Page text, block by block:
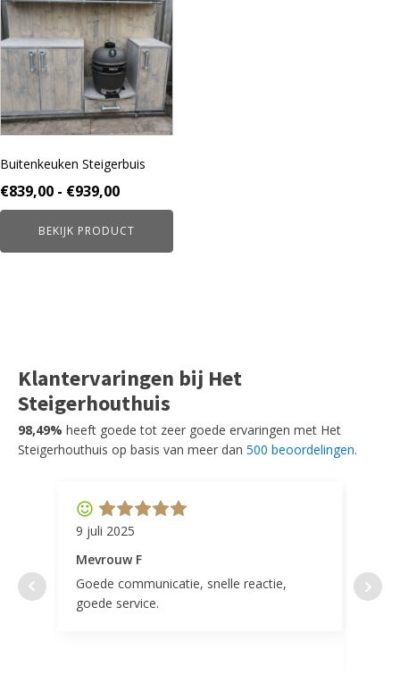
Buitenkeuken Steigerbuis
€839,00 - €939,00Prijsklasse:
€839,00
tot
€939,00
BEKIJK PRODUCT
heeft
meerdere
variaties.
Deze
optie
kan
gekozen
op
de
productpagina
Klantervaringen bij Het
Steigerhouthuis
98,49% heeft goede tot zeer goede ervaringen met Het
Steigerhouthuis op basis van meer dan 500 beoordelingen.
9 juli 2025
Mevrouw F
Goede communicatie, snelle reactie,
goede service.
door